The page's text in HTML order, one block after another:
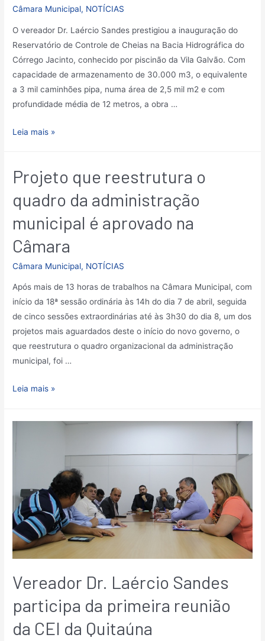
Câmara Municipal, NOTÍCIAS
O vereador Dr. Laércio Sandes prestigiou a inauguração do
Reservatório de Controle de Cheias na Bacia Hidrográfica do
Córrego Jacinto, conhecido por piscinão da Vila Galvão. Com
capacidade de armazenamento de 30.000 m3, o equivalente
a 3 mil caminhões pipa, numa área de 2,5 mil m2 e com
profundidade média de 12 metros, a obra …
Leia mais »
Projeto que reestrutura o
quadro da administração
municipal é aprovado na
Câmara
Câmara Municipal, NOTÍCIAS
Após mais de 13 horas de trabalhos na Câmara Municipal, com
início da 18ª sessão ordinária às 14h do dia 7 de abril, seguida
de cinco sessões extraordinárias até às 3h30 do dia 8, um dos
projetos mais aguardados deste o início do novo governo, o
que reestrutura o quadro organizacional da administração
municipal, foi …
Leia mais »
Vereador Dr. Laércio Sandes
participa da primeira reunião
da CEI da Quitaúna